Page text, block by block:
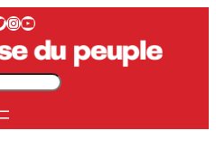
InstagramYouTube